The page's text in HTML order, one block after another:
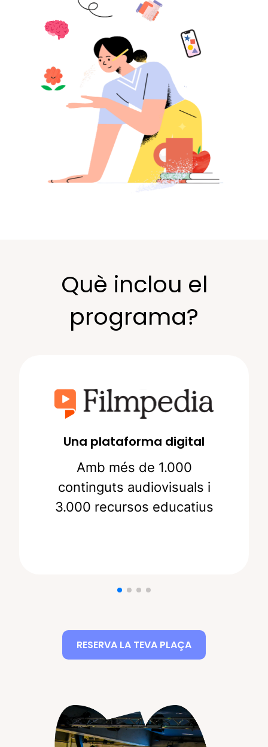
Què inclou el
programa?
Una plataforma digital
Amb més de 1.000
continguts audiovisuals i
3.000 recursos educatius
RESERVA LA TEVA PLAÇA